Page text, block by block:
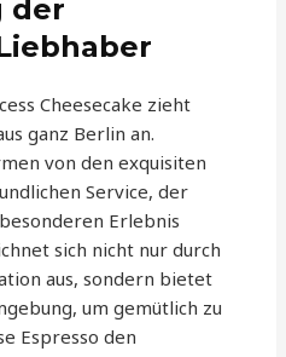
der
Cheesecake zieht
ganz Berlin an.
von den exquisiten
Service, der
Erlebnis
sich nicht nur durch
aus, sondern bietet
um gemütlich zu
Espresso den